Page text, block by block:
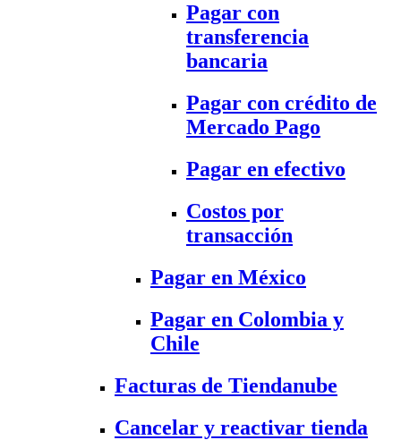
Pagar con
transferencia
bancaria
Pagar con crédito de
Mercado Pago
Pagar en efectivo
Costos por
transacción
Pagar en México
Pagar en Colombia y
Chile
Facturas de Tiendanube
Cancelar y reactivar tienda